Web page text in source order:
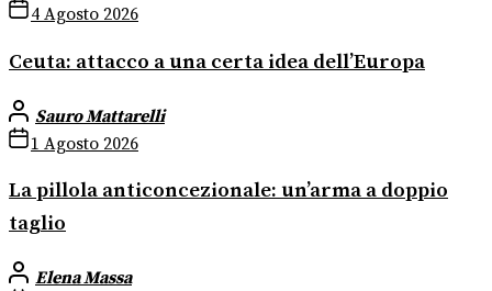
4 Agosto 2026
Ceuta: attacco a una certa idea dell’Europa
Sauro Mattarelli
1 Agosto 2026
La pillola anticoncezionale: un’arma a doppio
taglio
Elena Massa